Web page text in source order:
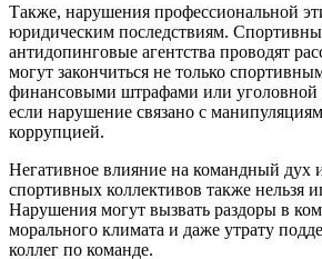
Также, нарушения профессиональной
юридическим последствиям.
антидопинговые агентства проводят
могут закончиться не только
финансовыми штрафами или уголовной
если нарушение связано с
коррупцией.
Негативное влияние на командный дух
спортивных коллективов также нельзя
Нарушения могут вызвать раздоры в
морального климата и даже утрату
коллег по команде.